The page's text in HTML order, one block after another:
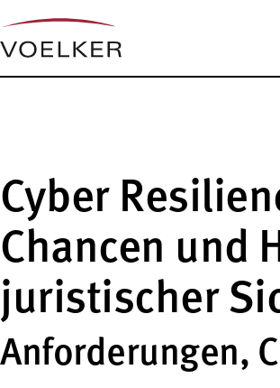
Cyber
Chancen und
juristischer
Anforderungen,